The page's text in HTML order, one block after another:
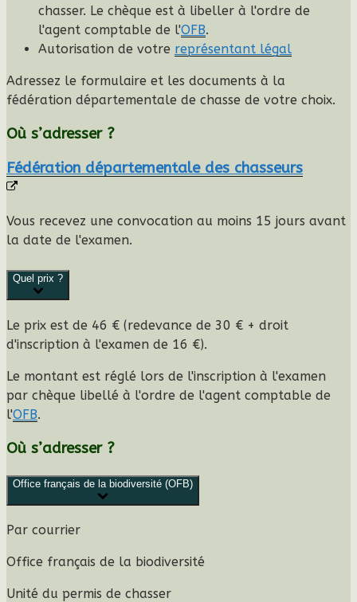
chasser. Le chèque est à libeller à l'ordre de
l'agent comptable de l'OFB.
Autorisation de votre représentant légal
Adressez le formulaire et les documents à la
fédération départementale de chasse de votre choix.
Où s’adresser ?
Fédération départementale des chasseurs
Vous recevez une convocation au moins 15 jours avant
la date de l'examen.
Quel prix ?
Le prix est de 46 € (redevance de 30 € + droit
d'inscription à l'examen de 16 €).
Le montant est réglé lors de l'inscription à l'examen
par chèque libellé à l'ordre de l'agent comptable de
l'OFB.
Où s’adresser ?
Office français de la biodiversité (OFB)
Par courrier
Office français de la biodiversité
Unité du permis de chasser